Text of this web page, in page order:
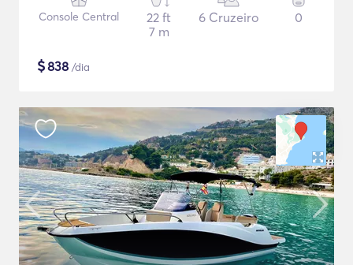
Console Central
22 ft
7 m
6 Cruzeiro 0
$838 /dia